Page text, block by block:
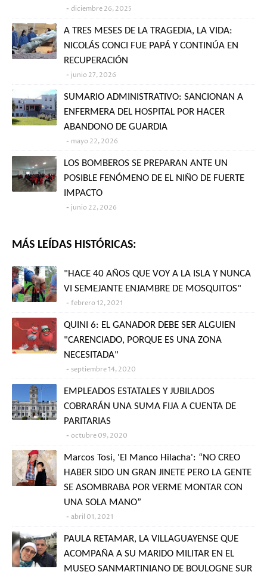
diciembre 26, 2025
A TRES MESES DE LA TRAGEDIA, LA VIDA:
NICOLÁS CONCI FUE PAPÁ Y CONTINÚA EN
RECUPERACIÓN
junio 27, 2026
SUMARIO ADMINISTRATIVO: SANCIONAN A
ENFERMERA DEL HOSPITAL POR HACER
ABANDONO DE GUARDIA
mayo 22, 2026
LOS BOMBEROS SE PREPARAN ANTE UN
POSIBLE FENÓMENO DE EL NIÑO DE FUERTE
IMPACTO
junio 22, 2026
MÁS LEÍDAS HISTÓRICAS:
"HACE 40 AÑOS QUE VOY A LA ISLA Y NUNCA
VI SEMEJANTE ENJAMBRE DE MOSQUITOS"
febrero 12, 2021
QUINI 6: EL GANADOR DEBE SER ALGUIEN
"CARENCIADO, PORQUE ES UNA ZONA
NECESITADA"
septiembre 14, 2020
EMPLEADOS ESTATALES Y JUBILADOS
COBRARÁN UNA SUMA FIJA A CUENTA DE
PARITARIAS
octubre 09, 2020
Marcos Tosi, 'El Manco Hilacha': “NO CREO
HABER SIDO UN GRAN JINETE PERO LA GENTE
SE ASOMBRABA POR VERME MONTAR CON
UNA SOLA MANO”
abril 01, 2021
PAULA RETAMAR, LA VILLAGUAYENSE QUE
ACOMPAÑA A SU MARIDO MILITAR EN EL
MUSEO SANMARTINIANO DE BOULOGNE SUR